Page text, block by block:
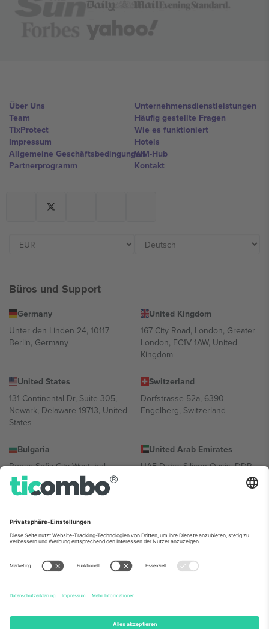
Über Uns
Team
TixProtect
Impressum
Allgemeine Geschäftsbedingungen
Partnerprogramm
Unternehmensdienstleistungen
Häufig gestellte Fragen
Wie es funktioniert
Hotels
WM-Hub
Kontakt
Büros und Support
Germany
Unter den Linden 24, 10117
Berlin, Germany
United Kingdom
167 City Road, London, Greater
London, EC1V 1AW, United
Kingdom
United States
131 Continental Dr, Suite 305,
Newark, Delaware 19713, United
States
Switzerland
Dorfstrasse 52a, 6390
Engelberg, Switzerland
Bulgaria
Regus Sofia City West, bul
Totleben 53-55, 1606 Sofia,
Bulgaria
United Arab Emirates
UAE Dubai Silicon Oasis, DDP
Building A1, Office 302, Dubai,
Mexico
Av Chapultepec 360, Roma
Norte, Cuauhtémoc, 06700
Ciudad de México, CDMX,
Mexico
Die juristische Person des Plattformanbieters kann je nach
Informationen finden Sie auf der jeweiligen Veranstaltungsseite, im